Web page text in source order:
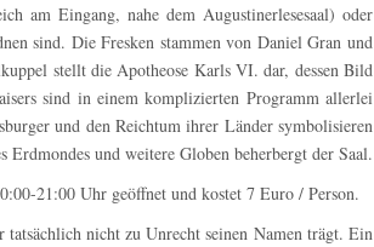
am Eingang, nahe dem Augustinerlesesaal) oder
sind. Die Fresken stammen von Daniel Gran und
stellt die Apotheose Karls VI. dar, dessen Bild
sind in einem komplizierten Programm allerlei
und den Reichtum ihrer Länder symbolisieren
und weitere Globen beherbergt der Saal.
21:00 Uhr geöffnet und kostet 7 Euro / Person.
nicht zu Unrecht seinen Namen trägt. Ein